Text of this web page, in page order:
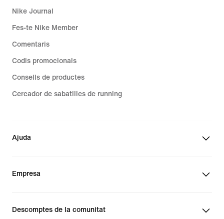
Nike Journal
Fes-te Nike Member
Comentaris
Codis promocionals
Consells de productes
Cercador de sabatilles de running
Ajuda
Empresa
Descomptes de la comunitat